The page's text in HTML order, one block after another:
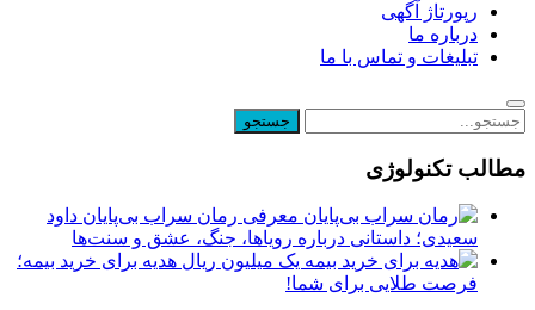
رپورتاژ آگهی
درباره ما
تبلیغات و تماس با ما
مطالب تکنولوژی
معرفی رمان سراب بی‌پایان داود
سعیدی؛ داستانی درباره رویاها، جنگ، عشق و سنت‌ها
یک میلیون ریال هدیه برای خرید بیمه؛
فرصت طلایی برای شما!